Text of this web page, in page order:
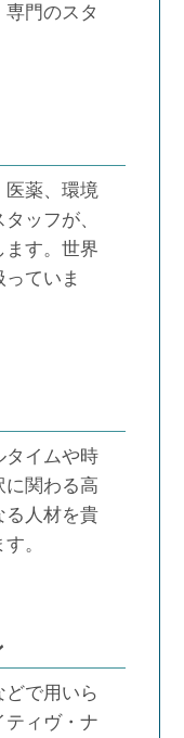
門のスタ
医薬、環境
ッフが、
ます。世界
ていま
タイムや時
に関わる高
る人材を貴
。
で用いら
ティヴ・ナ